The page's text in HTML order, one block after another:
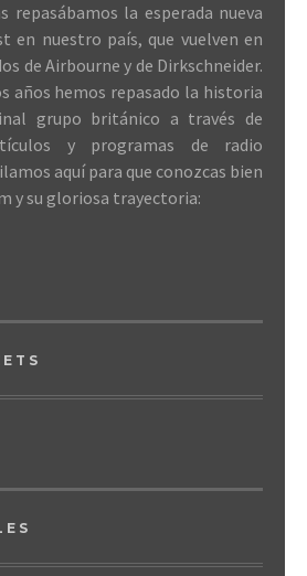
repasábamos la esperada nueva
en nuestro país, que vuelven en
de Airbourne y de Dirkschneider.
años hemos repasado la historia
grupo británico a través de
y programas de radio
aquí para que conozcas bien
y su gloriosa trayectoria: